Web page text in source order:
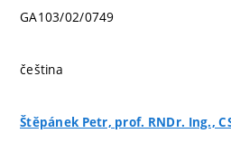
GA103/02/0749
čeština
Štěpánek Petr, prof. RNDr. Ing.,